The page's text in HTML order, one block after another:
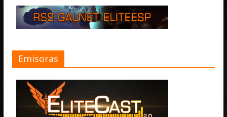
Emisoras